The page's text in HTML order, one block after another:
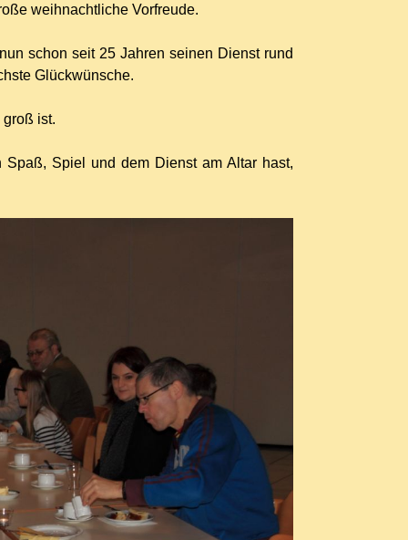
weihnachtliche Vorfreude.
schon seit 25 Jahren seinen Dienst rund
Glückwünsche.
ist.
Spiel und dem Dienst am Altar hast,